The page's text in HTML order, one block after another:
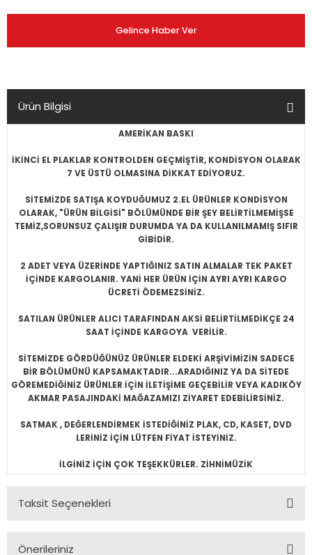
Gelince Haber Ver
Ürün Bilgisi
AMERİKAN BASKI
İKİNCİ EL PLAKLAR KONTROLDEN GEÇMİŞTİR, KONDİSYON OLARAK
7 VE ÜSTÜ OLMASINA DİKKAT EDİYORUZ.
SİTEMİZDE SATIŞA KOYDUĞUMUZ 2.EL ÜRÜNLER KONDİSYON
OLARAK, "ÜRÜN BİLGİSİ" BÖLÜMÜNDE BİR ŞEY BELİRTİLMEMİŞSE
TEMİZ,SORUNSUZ ÇALIŞIR DURUMDA YA DA KULLANILMAMIŞ SIFIR
GİBİDİR.
2 ADET VEYA ÜZERİNDE YAPTIĞINIZ SATIN ALMALAR TEK PAKET
İÇİNDE KARGOLANIR. YANİ HER ÜRÜN İÇİN AYRI AYRI KARGO
ÜCRETİ ÖDEMEZSİNİZ.
SATILAN ÜRÜNLER ALICI TARAFINDAN AKSİ BELİRTİLMEDİKÇE 24
SAAT İÇİNDE KARGOYA VERİLİR.
SİTEMİZDE GÖRDÜĞÜNÜZ ÜRÜNLER ELDEKİ ARŞİVİMİZİN SADECE
BİR BÖLÜMÜNÜ KAPSAMAKTADIR...ARADIĞINIZ YA DA SİTEDE
GÖREMEDİĞİNİZ ÜRÜNLER İÇİN İLETİŞİME GEÇEBİLİR VEYA KADIKÖY
AKMAR PASAJINDAKİ MAĞAZAMIZI ZİYARET EDEBİLİRSİNİZ.
SATMAK , DEĞERLENDİRMEK İSTEDİĞİNİZ PLAK, CD, KASET, DVD
LERİNİZ İÇİN LÜTFEN FİYAT İSTEYİNİZ.
İLGİNİZ İÇİN ÇOK TEŞEKKÜRLER. ZİHNİMÜZİK
Taksit Seçenekleri
Önerileriniz